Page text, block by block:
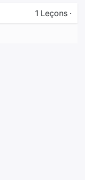
1 Leçons ·